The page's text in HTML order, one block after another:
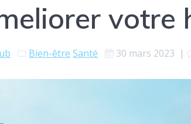
votre
Bien-être Santé 30 mars 2023 |